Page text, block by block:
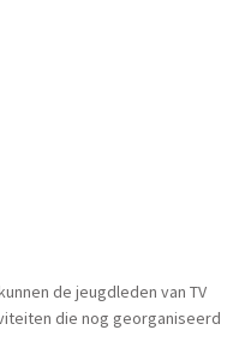
de jeugdleden van TV
die nog georganiseerd